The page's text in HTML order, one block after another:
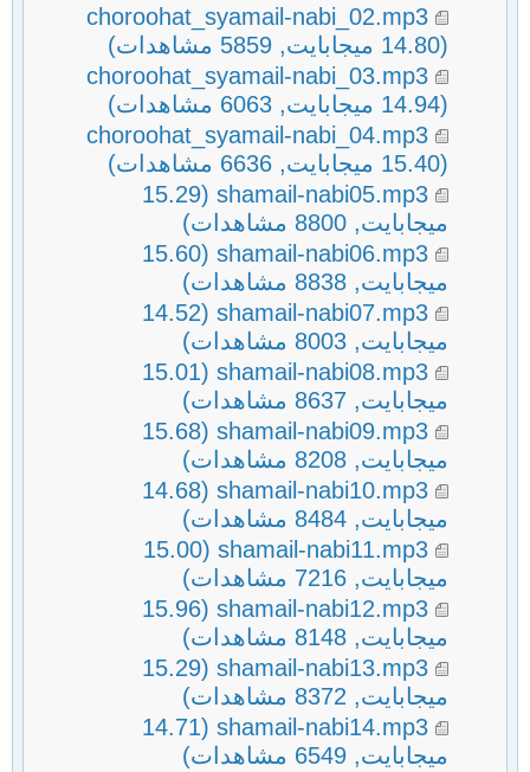
choroohat_syamail-nabi_02.mp3
(14.80 ميجابايت, 5859 مشاهدات)
choroohat_syamail-nabi_03.mp3
(14.94 ميجابايت, 6063 مشاهدات)
choroohat_syamail-nabi_04.mp3
(15.40 ميجابايت, 6636 مشاهدات)
shamail-nabi05.mp3
(15.29
ميجابايت, 8800 مشاهدات)
shamail-nabi06.mp3
(15.60
ميجابايت, 8838 مشاهدات)
shamail-nabi07.mp3
(14.52
ميجابايت, 8003 مشاهدات)
shamail-nabi08.mp3
(15.01
ميجابايت, 8637 مشاهدات)
shamail-nabi09.mp3
(15.68
ميجابايت, 8208 مشاهدات)
shamail-nabi10.mp3
(14.68
ميجابايت, 8484 مشاهدات)
shamail-nabi11.mp3
(15.00
ميجابايت, 7216 مشاهدات)
shamail-nabi12.mp3
(15.96
ميجابايت, 8148 مشاهدات)
shamail-nabi13.mp3
(15.29
ميجابايت, 8372 مشاهدات)
shamail-nabi14.mp3
(14.71
ميجابايت, 6549 مشاهدات)